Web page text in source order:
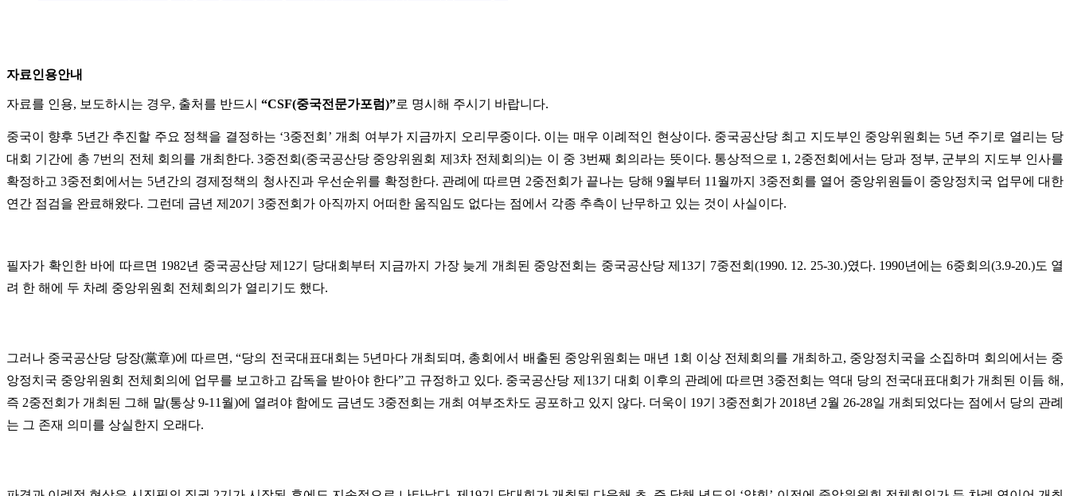
자료인용안내
자료를 인용, 보도하시는 경우, 출처를 반드시 “CSF(중국전문가포럼)”로 명시해 주시기 바랍니다.
중국이 향후 5년간 추진할 주요 정책을 결정하는 ‘3중전회’ 개최 여부가 지금까지 오리무중이다. 이는 매우 이례적인 현상이다. 중국공산당 최고 지도부인 중앙위원회는 5년 주기로 열리는 당
대회 기간에 총 7번의 전체 회의를 개최한다. 3중전회(중국공산당 중앙위원회 제3차 전체회의)는 이 중 3번째 회의라는 뜻이다. 통상적으로 1, 2중전회에서는 당과 정부, 군부의 지도부 인사를
확정하고 3중전회에서는 5년간의 경제정책의 청사진과 우선순위를 확정한다. 관례에 따르면 2중전회가 끝나는 당해 9월부터 11월까지 3중전회를 열어 중앙위원들이 중앙정치국 업무에 대한
연간 점검을 완료해왔다. 그런데 금년 제20기 3중전회가 아직까지 어떠한 움직임도 없다는 점에서 각종 추측이 난무하고 있는 것이 사실이다.
필자가 확인한 바에 따르면 1982년 중국공산당 제12기 당대회부터 지금까지 가장 늦게 개최된 중앙전회는 중국공산당 제13기 7중전회(1990. 12. 25-30.)였다. 1990년에는 6중회의(3.9-20.)도 열
려 한 해에 두 차례 중앙위원회 전체회의가 열리기도 했다.
그러나 중국공산당 당장(黨章)에 따르면, “당의 전국대표대회는 5년마다 개최되며, 총회에서 배출된 중앙위원회는 매년 1회 이상 전체회의를 개최하고, 중앙정치국을 소집하며 회의에서는 중
앙정치국 중앙위원회 전체회의에 업무를 보고하고 감독을 받아야 한다”고 규정하고 있다. 중국공산당 제13기 대회 이후의 관례에 따르면 3중전회는 역대 당의 전국대표대회가 개최된 이듬 해,
즉 2중전회가 개최된 그해 말(통상 9-11월)에 열려야 함에도 금년도 3중전회는 개최 여부조차도 공포하고 있지 않다. 더욱이 19기 3중전회가 2018년 2월 26-28일 개최되었다는 점에서 당의 관례
는 그 존재 의미를 상실한지 오래다.